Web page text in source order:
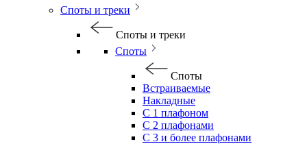
Споты и треки
Споты и треки
Споты
Споты
Встраиваемые
Накладные
С 1 плафоном
С 2 плафонами
С 3 и более плафонами